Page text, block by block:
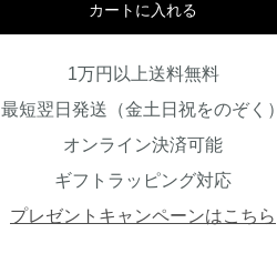
カートに入れる
1万円以上送料無料
最短翌日発送（金土日祝をのぞく）
オンライン決済可能
ギフトラッピング対応
プレゼントキャンペーンはこちら